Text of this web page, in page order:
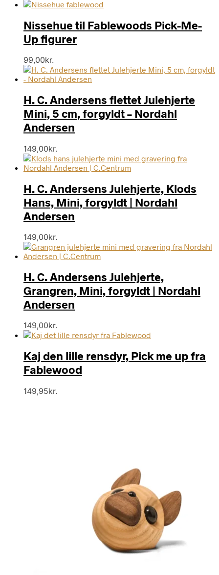
Nissehue til Fablewoods Pick-Me-
Up figurer
99,00kr.
H. C. Andersens flettet Julehjerte
Mini, 5 cm, forgyldt – Nordahl
Andersen
149,00kr.
H. C. Andersens Julehjerte, Klods
Hans, Mini, forgyldt | Nordahl
Andersen
149,00kr.
H. C. Andersens Julehjerte,
Grangren, Mini, forgyldt | Nordahl
Andersen
149,00kr.
Kaj den lille rensdyr, Pick me up fra
Fablewood
149,95kr.